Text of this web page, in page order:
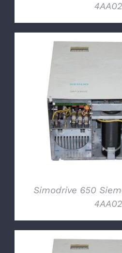
4AA02
Simodrive 650
4AA02